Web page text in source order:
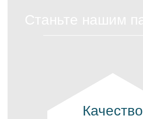
Качество